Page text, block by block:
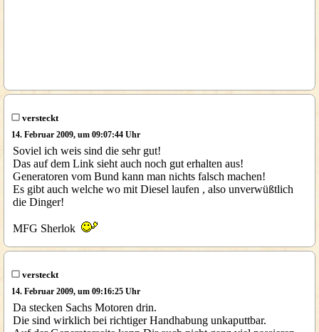
versteckt
14. Februar 2009, um 09:07:44 Uhr
Soviel ich weis sind die sehr gut!
Das auf dem Link sieht auch noch gut erhalten aus!
Generatoren vom Bund kann man nichts falsch machen!
Es gibt auch welche wo mit Diesel laufen , also unverwüßtlich
die Dinger!
MFG Sherlok
versteckt
14. Februar 2009, um 09:16:25 Uhr
Da stecken Sachs Motoren drin.
Die sind wirklich bei richtiger Handhabung unkaputtbar.